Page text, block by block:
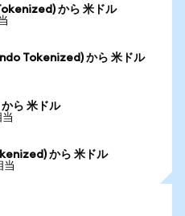
から 米ドル
Tokenized) から 米ドル
ら 米ドル
から 米ドル
当